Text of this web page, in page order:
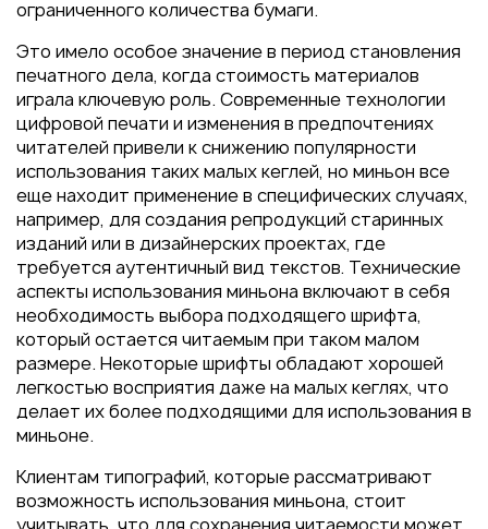
Пакеты
Конверты
Журналы
Полиграфия для выставок
под ключ
Полиграфия к выборам 2026
ограниченного количества бумаги.
Это имело особое значение в период становления
печатного дела, когда стоимость материалов
играла ключевую роль. Современные технологии
цифровой печати и изменения в предпочтениях
читателей привели к снижению популярности
использования таких малых кеглей, но миньон все
еще находит применение в специфических случаях,
например, для создания репродукций старинных
изданий или в дизайнерских проектах, где
требуется аутентичный вид текстов. Технические
аспекты использования миньона включают в себя
необходимость выбора подходящего шрифта,
который остается читаемым при таком малом
размере. Некоторые шрифты обладают хорошей
легкостью восприятия даже на малых кеглях, что
делает их более подходящими для использования в
миньоне.
Клиентам типографий, которые рассматривают
возможность использования миньона, стоит